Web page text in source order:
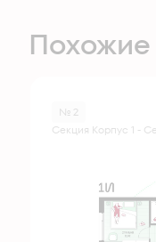
№ 2
Секция Корпус 1 -